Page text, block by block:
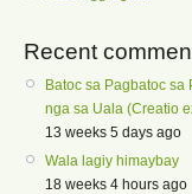
Recent
Batoc sa Pagbatoc sa
nga sa Uala (Creatio
13 weeks 5 days ago
Wala lagiy himaybay
18 weeks 4 hours ago